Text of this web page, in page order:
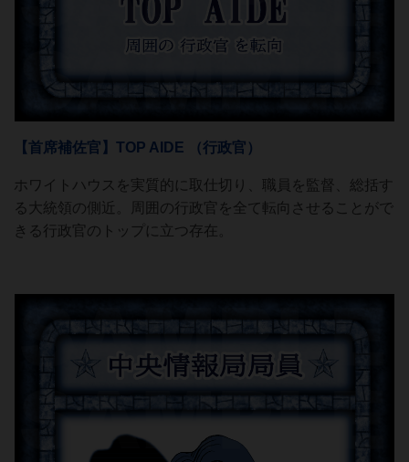
【首席補佐官】TOP AIDE （行政官）
ホワイトハウスを実質的に取仕切り、職員を監督、総括す
る大統領の側近。周囲の行政官を全て転向させることがで
きる行政官のトップに立つ存在。